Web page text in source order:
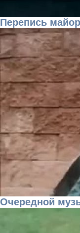
Перепись
Очередной